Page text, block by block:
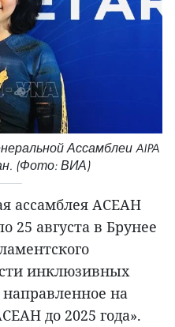
Ассамблеи AIPA
(Фото: ВИА)
ассамблея АСЕАН
25 августа в Брунее
инклюзивных
на
до 2025 года».